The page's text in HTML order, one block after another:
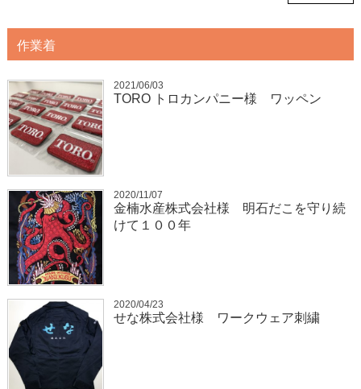
作業着
2021/06/03
TORO トロカンパニー様 ワッペン
2020/11/07
金楠水産株式会社様 明石だこを守り続
けて１００年
2020/04/23
せな株式会社様 ワークウェア刺繍